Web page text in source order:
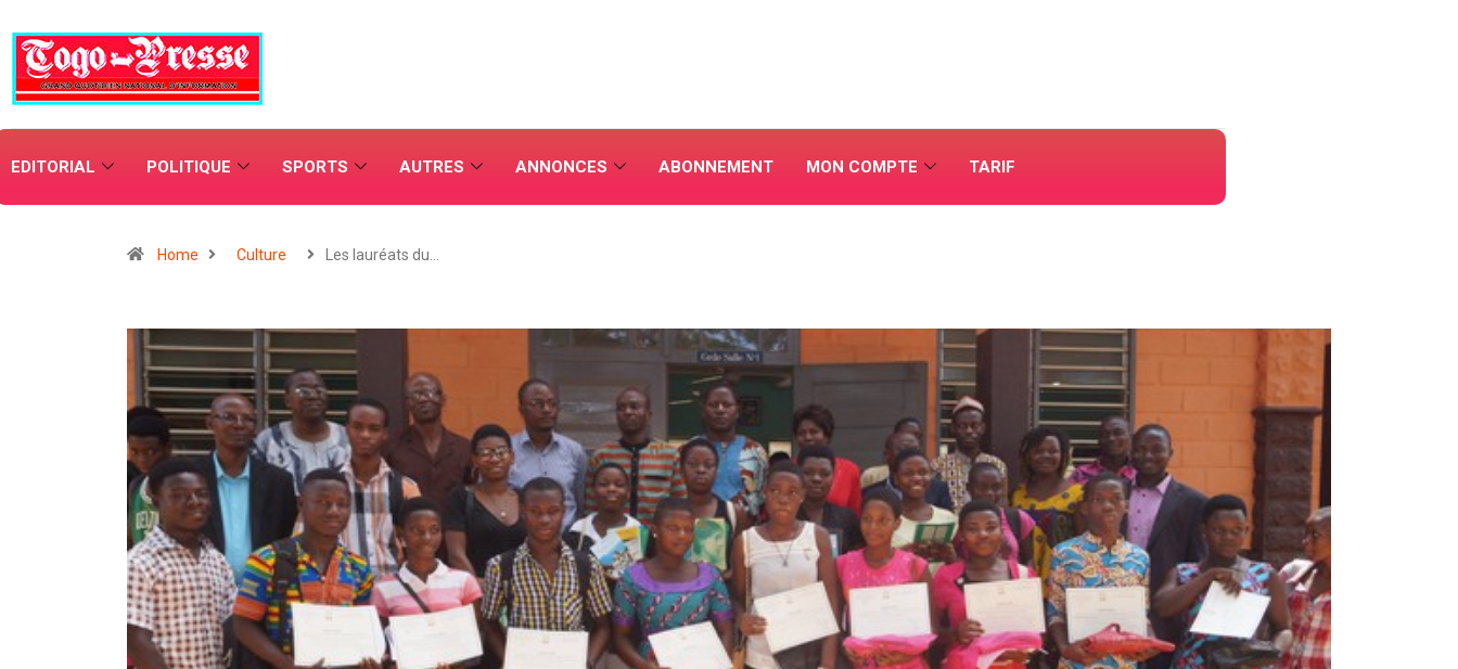
EDITORIAL POLITIQUE SPORTS AUTRES ANNONCES ABONNEMENT MON COMPTE TARIF
Home Culture Les lauréats du…